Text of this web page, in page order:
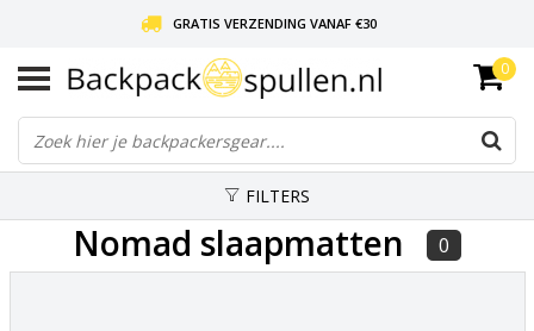
GRATIS VERZENDING VANAF €30
LIEFDE VOOR BACKPACKEN!
30 DAGEN GRATIS RETOUR
0
FILTERS
Nomad slaapmatten 0